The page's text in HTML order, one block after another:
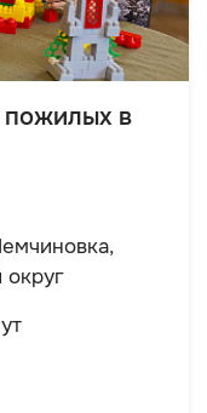
пожилых в
округ